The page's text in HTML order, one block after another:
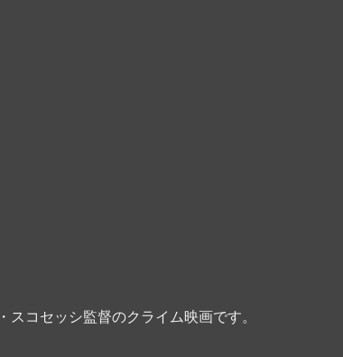
コセッシ監督のクライム映画です。